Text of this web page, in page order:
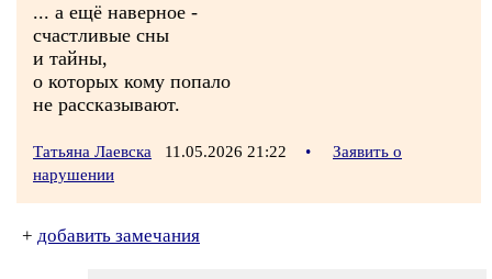
... а ещё наверное -
счастливые сны
и тайны,
о которых кому попало
не рассказывают.
Татьяна Лаевска 11.05.2026 21:22 •
Заявить о
нарушении
+ добавить замечания